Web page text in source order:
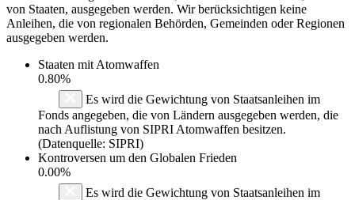
von Staaten, ausgegeben werden. Wir berücksichtigen keine
Anleihen, die von regionalen Behörden, Gemeinden oder Regionen
ausgegeben werden.
Staaten mit Atomwaffen
0.80%
Es wird die Gewichtung von Staatsanleihen im
Fonds angegeben, die von Ländern ausgegeben werden, die
nach Auflistung von SIPRI Atomwaffen besitzen.
(Datenquelle: SIPRI)
Kontroversen um den Globalen Frieden
0.00%
Es wird die Gewichtung von Staatsanleihen im